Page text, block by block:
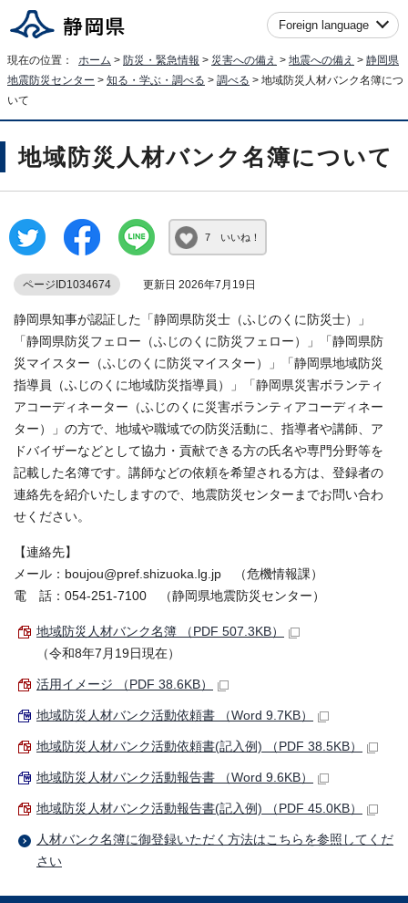
Foreign language
現在の位置： ホーム > 防災・緊急情報 > 災害への備え > 地震への備え > 静岡県
地震防災センター > 知る・学ぶ・調べる > 調べる > 地域防災人材バンク名簿につ
いて
地域防災人材バンク名簿について
7 いいね！
ページID1034674 更新日 2026年7月19日
静岡県知事が認証した「静岡県防災士（ふじのくに防災士）」
「静岡県防災フェロー（ふじのくに防災フェロー）」「静岡県防
災マイスター（ふじのくに防災マイスター）」「静岡県地域防災
指導員（ふじのくに地域防災指導員）」「静岡県災害ボランティ
アコーディネーター（ふじのくに災害ボランティアコーディネー
ター）」の方で、地域や職域での防災活動に、指導者や講師、ア
ドバイザーなどとして協力・貢献できる方の氏名や専門分野等を
記載した名簿です。講師などの依頼を希望される方は、登録者の
連絡先を紹介いたしますので、地震防災センターまでお問い合わ
せください。
【連絡先】
メール：boujou@pref.shizuoka.lg.jp （危機情報課）
電 話：054-251-7100 （静岡県地震防災センター）
地域防災人材バンク名簿 （PDF 507.3KB）
（令和8年7月19日現在）
活用イメージ （PDF 38.6KB）
地域防災人材バンク活動依頼書 （Word 9.7KB）
地域防災人材バンク活動依頼書(記入例) （PDF 38.5KB）
地域防災人材バンク活動報告書 （Word 9.6KB）
地域防災人材バンク活動報告書(記入例) （PDF 45.0KB）
人材バンク名簿に御登録いただく方法はこちらを参照してくだ
さい